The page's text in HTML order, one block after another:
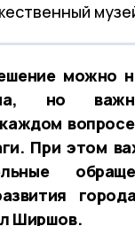
можно
но
При этом
Ширшов.